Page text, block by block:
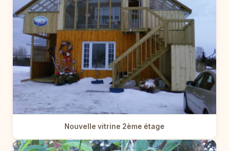
Nouvelle vitrine 2ème étage